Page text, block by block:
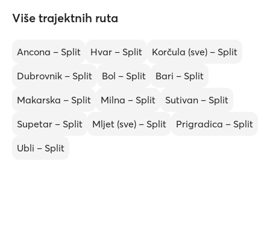
Više trajektnih ruta
Ancona – Split Hvar – Split
Korčula (sve) – Split
Dubrovnik – Split
Bol – Split
Bari – Split
Makarska – Split
Milna – Split
Sutivan – Split
Supetar – Split
Mljet (sve) – Split
Prigradica – Split
Ubli – Split